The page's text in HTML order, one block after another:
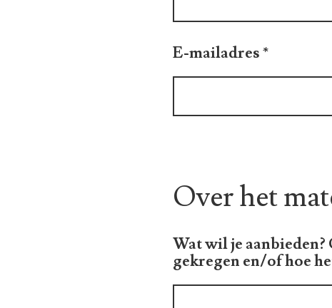
E-mailadres*
Over het
Wat wil je
gekregen en/of hoe